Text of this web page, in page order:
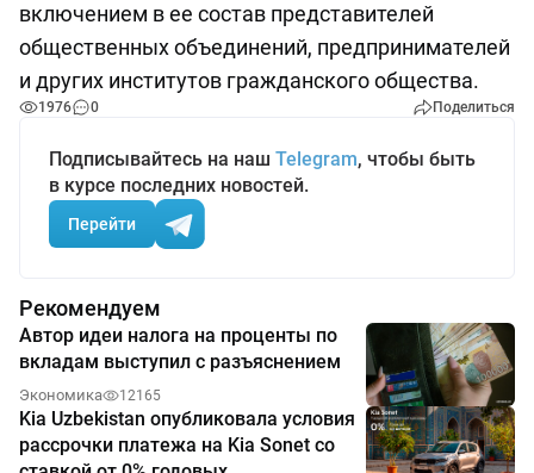
включением в ее состав представителей
общественных объединений, предпринимателей
и других институтов гражданского общества.
1976 0 Поделиться
Подписывайтесь на наш Telegram, чтобы быть
в курсе последних новостей.
Перейти
Рекомендуем
Автор идеи налога на проценты по
вкладам выступил с разъяснением
Экономика 12165
Kia Uzbekistan опубликовала условия
рассрочки платежа на Kia Sonet со